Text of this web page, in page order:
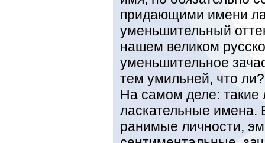
придающими имени
уменьшительный
нашем великом
уменьшительное
тем умильней, что
На самом деле:
ласкательные имена.
ранимые личности,